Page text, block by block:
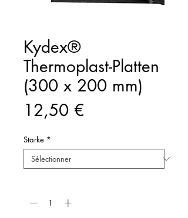
Kydex®
Thermoplast-Platten
(300 x 200 mm)
12,50 €Prix
Stärke *